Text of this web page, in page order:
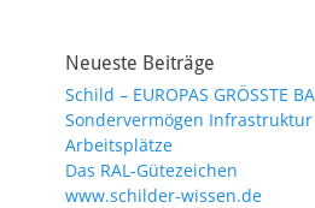
Neueste Beiträge
Schild – EUROPAS GRÖSSTE
Sondervermögen
Arbeitsplätze
Das RAL-Gütezeichen
www.schilder-wissen.de